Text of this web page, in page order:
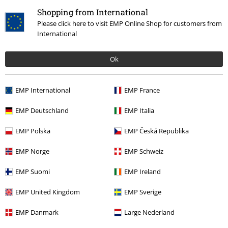
Shopping from International
Please click here to visit EMP Online Shop for customers from
International
Ok
EMP International EMP France
EMP Deutschland EMP Italia
EMP Polska EMP Česká Republika
EMP Norge EMP Schweiz
EMP Suomi EMP Ireland
EMP United Kingdom EMP Sverige
EMP Danmark Large Nederland
Från259:-